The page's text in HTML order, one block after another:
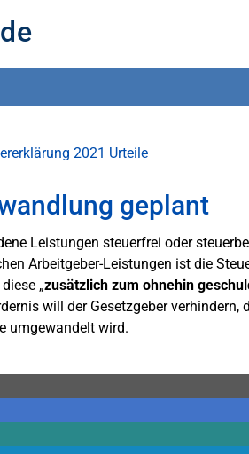
2021 Urteile
geplant
Leistungen steuerfrei oder
Arbeitgeber-Leistungen ist die
„zusätzlich zum ohnehin
will der Gesetzgeber verhindern,
umgewandelt wird.